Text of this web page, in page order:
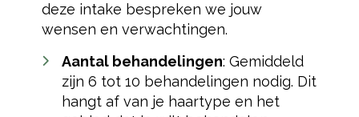
deze intake bespreken we jouw
wensen en verwachtingen.
Aantal behandelingen: Gemiddeld
zijn 6 tot 10 behandelingen nodig. Dit
hangt af van je haartype en het